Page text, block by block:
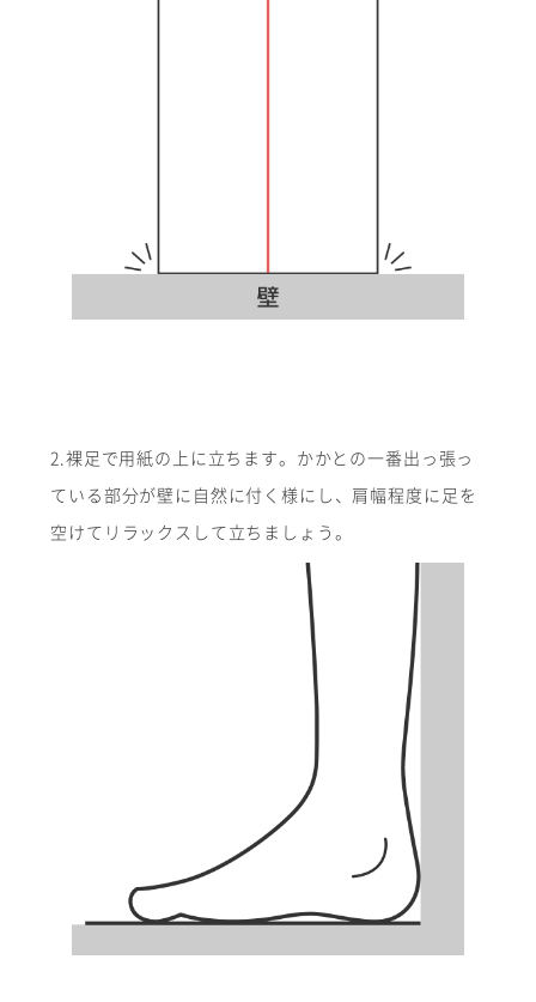
2.裸足で用紙の上に立ちます。かかとの一番出っ張っ
ている部分が壁に自然に付く様にし、肩幅程度に足を
空けてリラックスして立ちましょう。